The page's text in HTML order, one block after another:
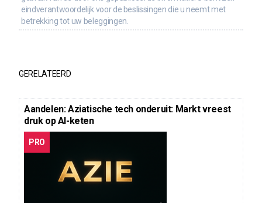
eindverantwoordelijk voor de beslissingen die u neemt met
betrekking tot uw beleggingen.
GERELATEERD
Aandelen: Aziatische tech onderuit: Markt vreest
druk op AI-keten
PRO